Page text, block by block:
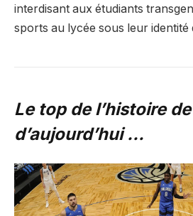
interdisant aux étudiants
sports au lycée sous leur identité
Le top de l’histoire
d’aujourd’hui …